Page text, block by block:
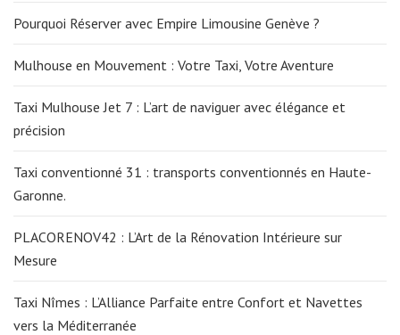
Pourquoi Réserver avec Empire Limousine Genève ?
Mulhouse en Mouvement : Votre Taxi, Votre Aventure
Taxi Mulhouse Jet 7 : L’art de naviguer avec élégance et
précision
Taxi conventionné 31 : transports conventionnés en Haute-
Garonne.
PLACORENOV42 : L’Art de la Rénovation Intérieure sur
Mesure
Taxi Nîmes : L’Alliance Parfaite entre Confort et Navettes
vers la Méditerranée